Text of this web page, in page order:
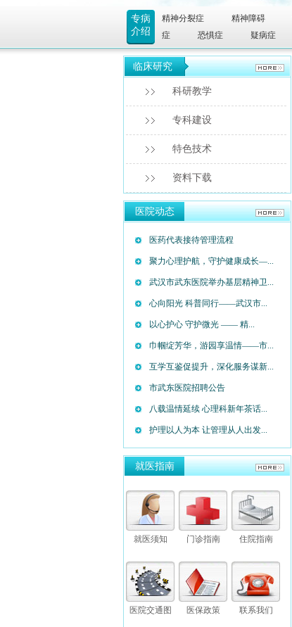
专病
介绍
精神分裂症 精神障碍
症
恐惧症 疑病症
临床研究
科研教学
专科建设
特色技术
资料下载
医院动态
医药代表接待管理流程
聚力心理护航，守护健康成长—...
武汉市武东医院举办基层精神卫...
心向阳光 科普同行——武汉市...
以心护心 守护微光 —— 精...
巾帼绽芳华，游园享温情——市...
互学互鉴促提升，深化服务谋新...
市武东医院招聘公告
八载温情延续 心理科新年茶话...
护理以人为本 让管理从人出发...
就医指南
就医须知 门诊指南 住院指南
医院交通图 医保政策 联系我们